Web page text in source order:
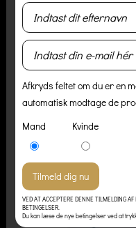
Afkryds feltet om du er en
automatisk modtage de
Mand
Kvinde
VED AT ACCEPTERE DENNE TILMELDING
BETINGELSER.
Du kan læse de nye betingelser ved at